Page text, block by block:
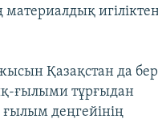
Қазақстан да
ғылыми тұрғыдан
ғылым деңгейінің